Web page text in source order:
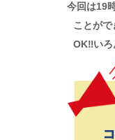
今回は19
ことが
OK‼いろ